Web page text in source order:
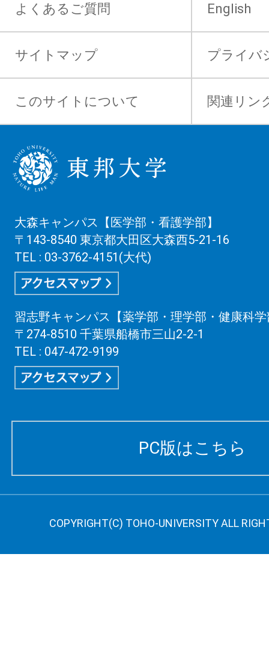
よくあるご質問 English
サイトマップ プライバ
このサイトについて 関連リン
大森キャンパス【医学部・看護学部】
〒143-8540 東京都大田区大森西5-21-16
TEL : 03-3762-4151(大代)
習志野キャンパス【薬学部・理学部・健康科
〒274-8510 千葉県船橋市三山2-2-1
TEL : 047-472-9199
PC版はこちら
COPYRIGHT(C) TOHO-UNIVERSITY ALL